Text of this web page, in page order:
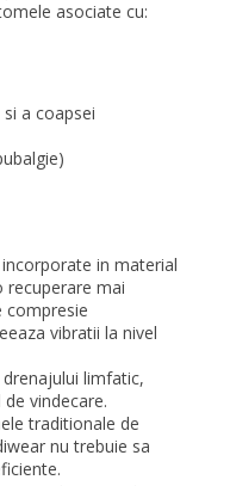
asociate cu:
a coapsei
in material
mai
compresie
vibratii la nivel
limfatic,
vindecare.
traditionale de
nu trebuie sa